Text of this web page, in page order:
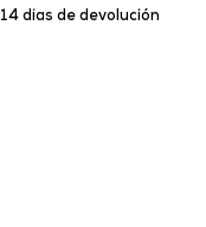
14 días de devolución